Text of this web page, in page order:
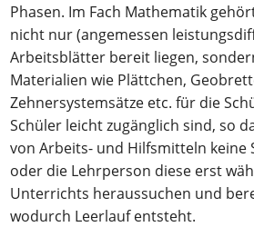
Phasen. Im Fach Mathematik
nicht nur (angemessen
Arbeitsblätter bereit liegen,
Materialien wie Plättchen,
Zehnersystemsätze etc. für die
Schüler leicht zugänglich sind, so
von Arbeits- und Hilfsmitteln keine
oder die Lehrperson diese erst
Unterrichts heraussuchen und
wodurch Leerlauf entsteht.